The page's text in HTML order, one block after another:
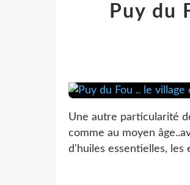
Puy du
Une autre particularité
comme au moyen
d'huiles essentielles, les